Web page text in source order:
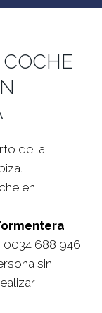
de la
en
0034 688 946
sin